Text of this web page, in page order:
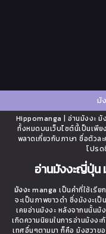
มั
Hippomanga | อ่านมังงะ มั
ทั้งหมดบนเว็บไซต์นี้เป็นเพี
พลาดเกี่ยวกับภาษา ชื่อตัวล
โปรด
อ่านมังงะญี่ปุ่น
มังงะmanga เป็นคำที่ใช้เรี
จะเป็นภาพขาวดำ ซึ่งมังงะเ
เคยอ่านมังงะ หลังจากนนั้นมั
เกิดความนิยมในการอ่านมังง
เทศอื่นๆตามมา ก็คือ มังฮวาข